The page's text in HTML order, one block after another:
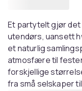
Et partytelt gjør det
utendørs, uansett
et naturlig
atmosfære til
forskjellige
fra små selskaper